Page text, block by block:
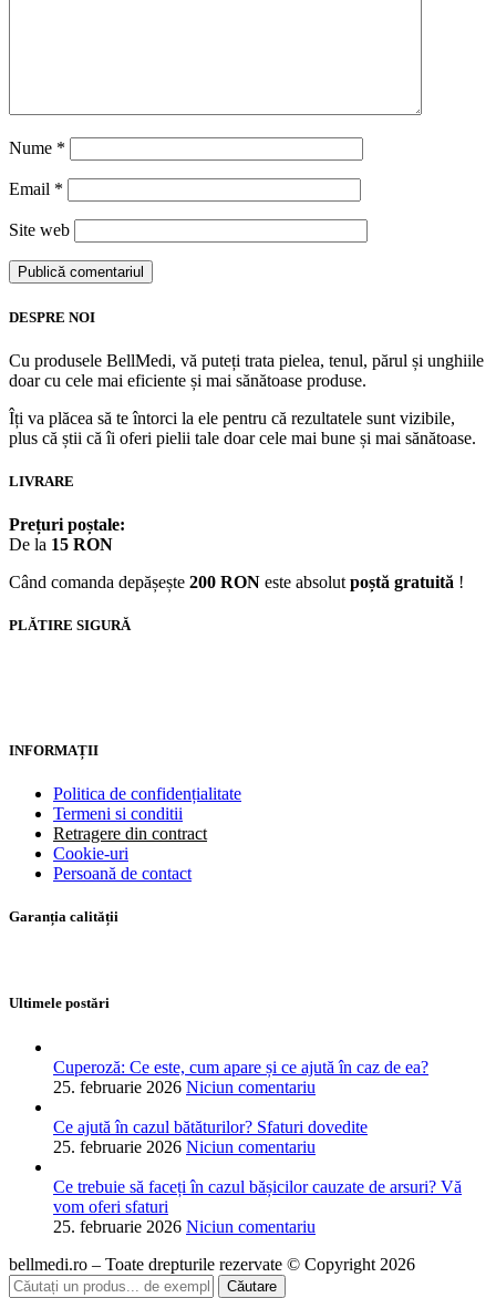
Nume *
Email *
Site web
DESPRE NOI
Cu produsele BellMedi, vă puteți trata pielea, tenul, părul și unghiile
doar cu cele mai eficiente și mai sănătoase produse.
Îți va plăcea să te întorci la ele pentru că rezultatele sunt vizibile,
plus că știi că îi oferi pielii tale doar cele mai bune și mai sănătoase.
LIVRARE
Prețuri poștale:
De la 15 RON
Când comanda depășește 200 RON este absolut poștă gratuită !
PLĂTIRE SIGURĂ
INFORMAȚII
Politica de confidențialitate
Termeni si conditii
Retragere din contract
Cookie-uri
Persoană de contact
Garanția calității
Ultimele postări
Cuperoză: Ce este, cum apare și ce ajută în caz de ea?
25. februarie 2026 Niciun comentariu
Ce ajută în cazul bătăturilor? Sfaturi dovedite
25. februarie 2026 Niciun comentariu
Ce trebuie să faceți în cazul bășicilor cauzate de arsuri? Vă
vom oferi sfaturi
25. februarie 2026 Niciun comentariu
bellmedi.ro – Toate drepturile rezervate © Copyright 2026
Căutare